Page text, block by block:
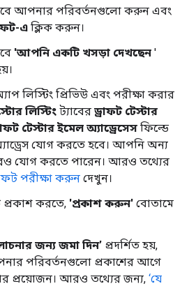
আপনার পরিবর্তনগুলো করুন এবং
এ ক্লিক করুন।
'আপনি একটি খসড়া দেখছেন '
লিস্টিং প্রিভিউ এবং পরীক্ষা করার
লিস্টিং ট্যাবের ড্রাফট টেস্টার
টেস্টার ইমেল অ্যাড্রেসেস ফিল্ডে
যোগ করতে হবে। আপনি অন্য
যোগ করতে পারেন। আরও তথ্যের
পরীক্ষা করুন দেখুন।
করতে, 'প্রকাশ করুন' বোতামে
জন্য জমা দিন’ প্রদর্শিত হয়,
পরিবর্তনগুলো প্রকাশের আগে
প্রয়োজন। আরও তথ্যের জন্য, ‘যে